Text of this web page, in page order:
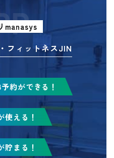
manasys
フィットネスJIN
約ができる！
使える！
貯まる！